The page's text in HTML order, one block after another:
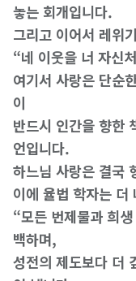
놓는 회개입니다.
그리고 이어서 레위
“네 이웃을 너 자신
여기서 사랑은 단순
이
반드시 인간을 향한
언입니다.
하느님 사랑은 결국
이에 율법 학자는 더
“모든 번제물과 희
백하며,
성전의 제도보다 더